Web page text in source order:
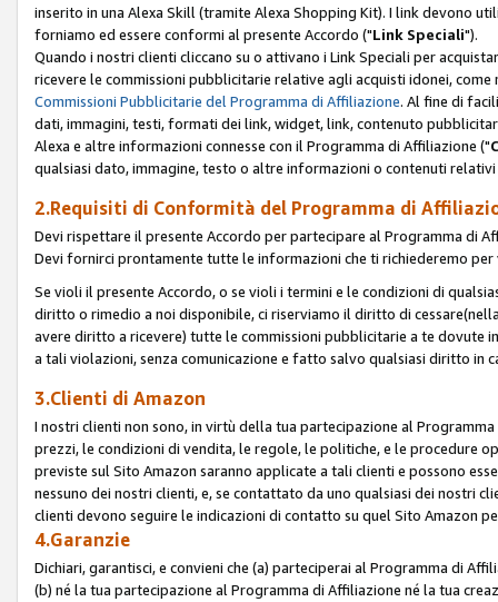
inserito in una Alexa Skill (tramite Alexa Shopping Kit). I link devono
forniamo ed essere conformi al presente Accordo ("Link Speciali").
Quando i nostri clienti cliccano su o attivano i Link Speciali per
ricevere le commissioni pubblicitarie relative agli acquisti idonei,
Commissioni Pubblicitarie del Programma di Affiliazione. Al fine di
dati, immagini, testi, formati dei link, widget, link, contenuto
Alexa e altre informazioni connesse con il Programma di Affiliazione ("
qualsiasi dato, immagine, testo o altre informazioni o contenuti
2.Requisiti di Conformità del Programma di
Devi rispettare il presente Accordo per partecipare al Programma di
Devi fornirci prontamente tutte le informazioni che ti richiederemo
Se violi il presente Accordo, o se violi i termini e le condizioni di
diritto o rimedio a noi disponibile, ci riserviamo il diritto di
avere diritto a ricevere) tutte le commissioni pubblicitarie a te dovute
a tali violazioni, senza comunicazione e fatto salvo qualsiasi diritto in
3.Clienti di Amazon
I nostri clienti non sono, in virtù della tua partecipazione al
prezzi, le condizioni di vendita, le regole, le politiche, e le procedure
previste sul Sito Amazon saranno applicate a tali clienti e possono
nessuno dei nostri clienti, e, se contattato da uno qualsiasi dei nostri
clienti devono seguire le indicazioni di contatto su quel Sito Amazon
4.Garanzie
Dichiari, garantisci, e convieni che (a) parteciperai al Programma di
(b) né la tua partecipazione al Programma di Affiliazione né la tua